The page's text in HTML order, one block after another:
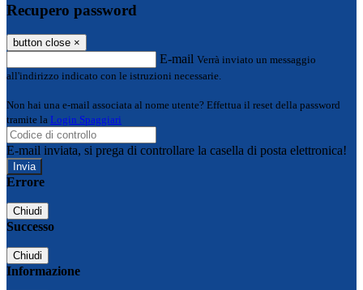
Recupero password
button close ×
E-mail Verrà inviato un messaggio
all'indirizzo indicato con le istruzioni necessarie.
Non hai una e-mail associata al nome utente? Effettua il reset della password
tramite la Login Spaggiari
E-mail inviata, si prega di controllare la casella di posta elettronica!
Errore
Chiudi
Successo
Chiudi
Informazione